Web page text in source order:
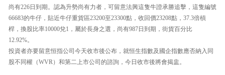
尚有226日到期。認為升勢尚有力者，可留意法興這隻牛證承勝追擊，這隻編號
66683的牛仔，貼近牛仔重貨區23200至23300點，收回價23208點，37.3倍槓
桿，換股比率10000兌1，屬於長身之選，尚有987日到期，街貨百分比
12.92%。
投資者亦要留意恒指公司今天收市後公布，就恒生指數及國企指數應否納入同
股不同權（WVR）和第二上市公司的諮詢，今日收市後將會揭盅。